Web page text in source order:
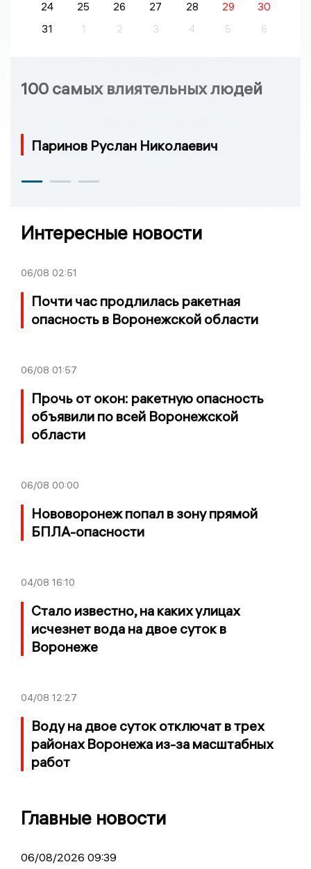
24 25 26 27 28 29
30
31
1 2 3 4 5 6
100 самых влиятельных людей
Паринов Руслан Николаевич
Интересные новости
06/08 02:51
Почти час продлилась ракетная
опасность в Воронежской области
06/08 01:57
Прочь от окон: ракетную опасность
объявили по всей Воронежской
области
06/08 00:00
Нововоронеж попал в зону прямой
БПЛА-опасности
04/08 16:10
Стало известно, на каких улицах
исчезнет вода на двое суток в
Воронеже
04/08 12:27
Воду на двое суток отключат в трех
районах Воронежа из-за масштабных
работ
Главные новости
06/08/2026 09:39